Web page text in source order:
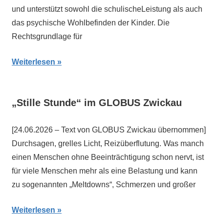
und unterstützt sowohl die schulischeLeistung als auch
das psychische Wohlbefinden der Kinder. Die
Rechtsgrundlage für
Weiterlesen
„Stille Stunde“ im GLOBUS Zwickau
[24.06.2026 – Text von GLOBUS Zwickau übernommen]
Durchsagen, grelles Licht, Reizüberflutung. Was manch
einen Menschen ohne Beeinträchtigung schon nervt, ist
für viele Menschen mehr als eine Belastung und kann
zu sogenannten „Meltdowns“, Schmerzen und großer
Weiterlesen